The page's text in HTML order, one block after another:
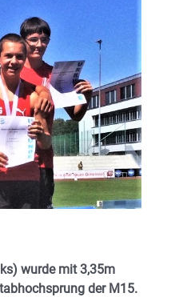
wurde mit 3,35m
der M15.